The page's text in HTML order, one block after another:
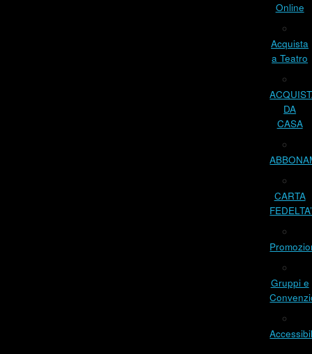
Online
Acquista
a Teatro
DA
CASA
CARTA
FEDELTA’
Gruppi e